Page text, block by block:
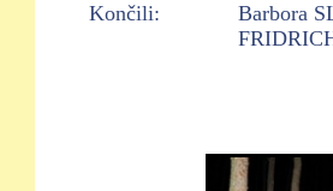
Končili:
Barbora